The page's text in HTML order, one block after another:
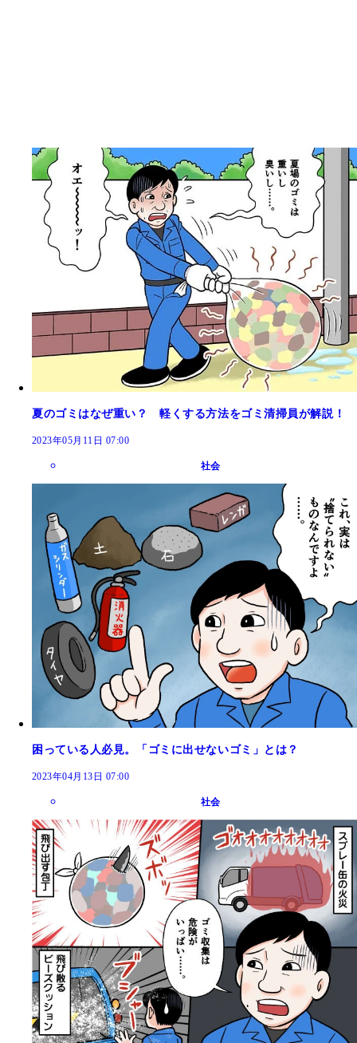
夏のゴミはなぜ重い？ 軽くする方法をゴミ清掃員が解説！
2023年05月11日 07:00
社会
困っている人必見。「ゴミに出せないゴミ」とは？
2023年04月13日 07:00
社会